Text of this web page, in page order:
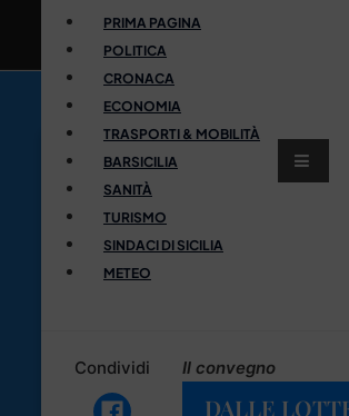
PRIMA PAGINA
POLITICA
CRONACA
ECONOMIA
TRASPORTI & MOBILITÀ
BARSICILIA
SANITÀ
TURISMO
SINDACI DI SICILIA
METEO
Condividi Il convegno
DALLE